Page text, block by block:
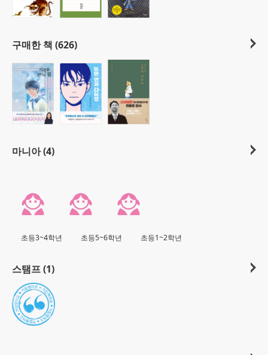
구매한 책 (626)
마니아 (4)
초등3~4학년 초등5~6학년 초등1~2학년
스탬프 (1)